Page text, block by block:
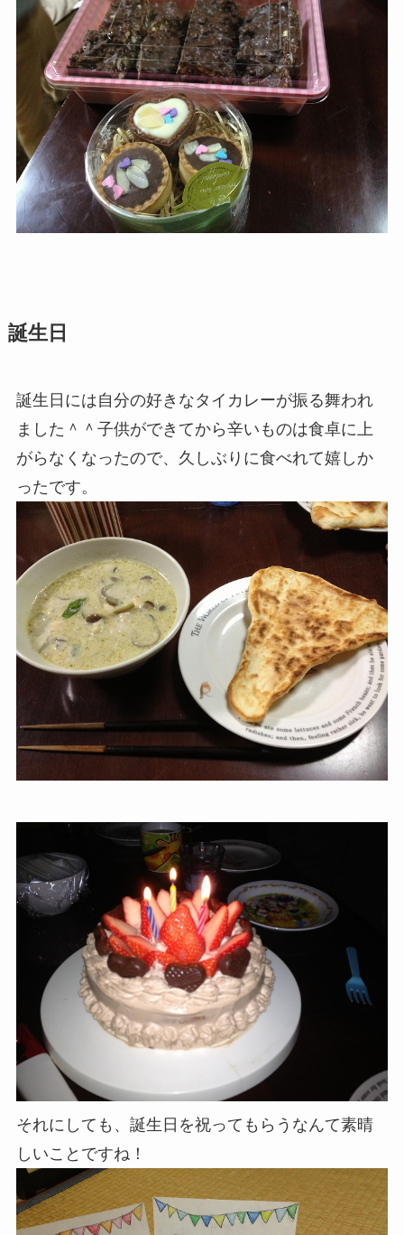
誕生日
誕生日には自分の好きなタイカレーが振る舞われ
ました＾＾子供ができてから辛いものは食卓に上
がらなくなったので、久しぶりに食べれて嬉しか
ったです。
それにしても、誕生日を祝ってもらうなんて素晴
しいことですね！